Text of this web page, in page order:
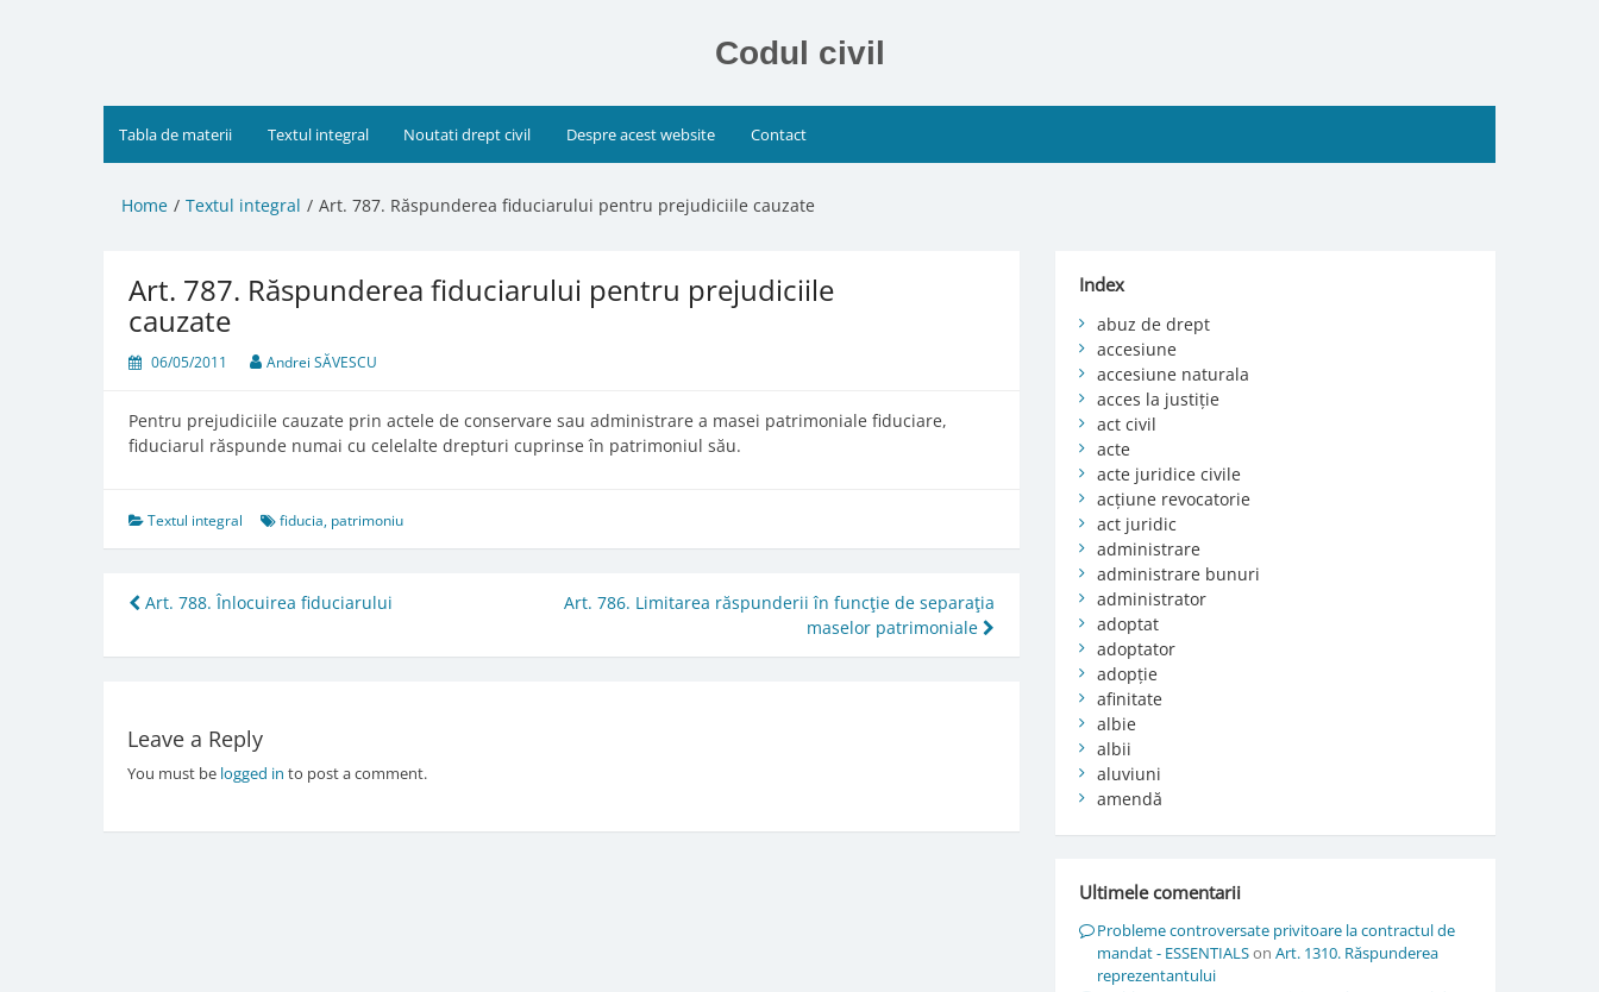
Codul civil
Tabla de materii Textul integral Noutati drept civil Despre acest website Contact
Home Textul integral Art. 787. Răspunderea fiduciarului pentru prejudiciile cauzate
Art. 787. Răspunderea fiduciarului pentru prejudiciile
cauzate
06/05/2011 Andrei SĂVESCU
Pentru prejudiciile cauzate prin actele de conservare sau administrare a masei patrimoniale fiduciare,
fiduciarul răspunde numai cu celelalte drepturi cuprinse în patrimoniul său.
Textul integral fiducia, patrimoniu
Post
navigation
Art. 788. Înlocuirea fiduciarului
Art. 786. Limitarea răspunderii în funcţie de separaţia
maselor patrimoniale
Leave a Reply
You must be logged in to post a comment.
Index
abuz de drept
accesiune
accesiune naturala
acces la justiție
act civil
acte
acte juridice civile
acțiune revocatorie
act juridic
administrare
administrare bunuri
administrator
adoptat
adoptator
adopție
afinitate
albie
albii
aluviuni
amendă
Ultimele comentarii
Probleme controversate privitoare la contractul de
mandat - ESSENTIALSon Art. 1310. Răspunderea
reprezentantului